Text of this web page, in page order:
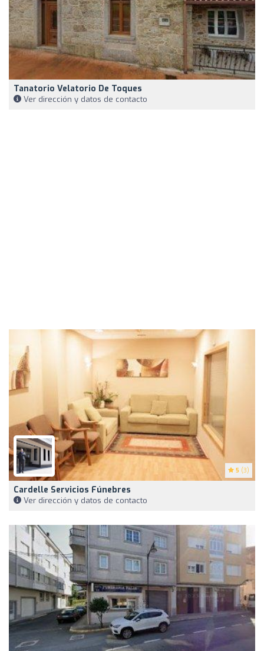
Tanatorio Velatorio De Toques
Ver dirección y datos de contacto
5 (3)
Cardelle Servicios Fúnebres
Ver dirección y datos de contacto